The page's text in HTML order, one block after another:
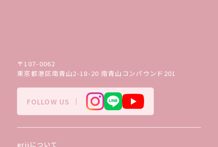
〒107-0062
東京都港区南青山2-18-20 南青山コンパウンド201
FOLLOW US
eriiについて